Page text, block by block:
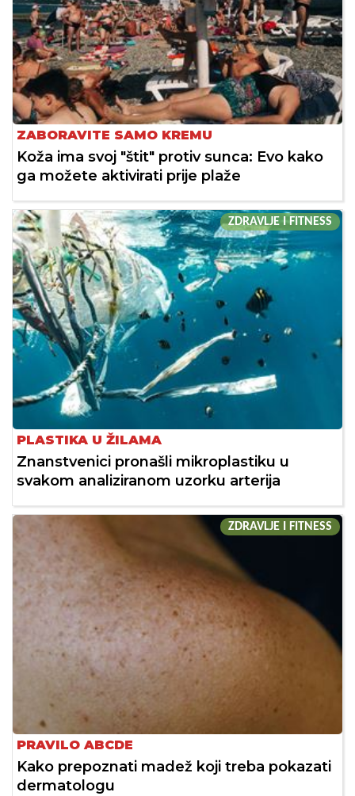
ZABORAVITE SAMO KREMU
Koža ima svoj "štit" protiv sunca: Evo kako
ga možete aktivirati prije plaže
ZDRAVLJE I FITNESS
PLASTIKA U ŽILAMA
Znanstvenici pronašli mikroplastiku u
svakom analiziranom uzorku arterija
ZDRAVLJE I FITNESS
PRAVILO ABCDE
Kako prepoznati madež koji treba pokazati
dermatologu